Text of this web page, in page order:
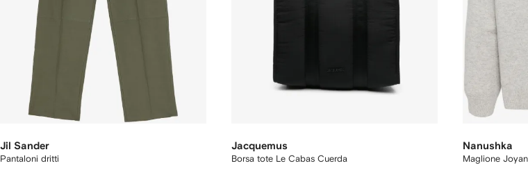
Jil Sander
Pantaloni dritti
Jacquemus
Borsa tote Le Cabas Cuerda
Nanushka
Maglione